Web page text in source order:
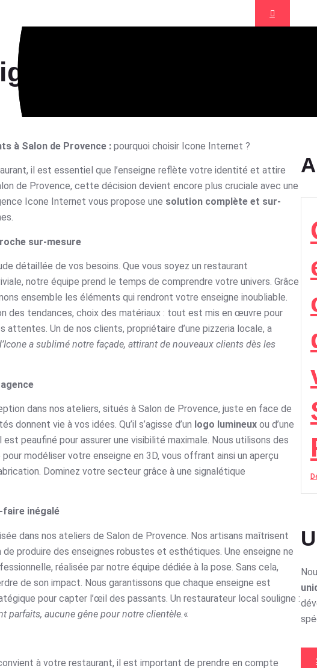
pour restaurants
à Salon de Provence : pourquoi choisir Icone Internet ?
il est essentiel que l’enseigne reflète votre identité et attire
de Provence, cette décision devient encore plus cruciale avec une
Icone Internet vous propose une solution complète et sur-
sur-mesure
détaillée de vos besoins. Que vous soyez un restaurant
notre équipe prend le temps de comprendre votre univers. Grâce
ensemble les éléments qui rendront votre enseigne inoubliable.
des tendances, choix des matériaux : tout est mis en œuvre pour
attentes. Un de nos clients, propriétaire d’une pizzeria locale, a
a sublimé notre façade, attirant de nouveaux clients dès les
dans nos ateliers, situés à Salon de Provence, juste en face de
donnent vie à vos idées. Qu’il s’agisse d’un logo lumineux ou d’une
est peaufiné pour assurer une visibilité maximale. Nous utilisons des
modéliser votre enseigne en 3D, vous offrant ainsi un aperçu
Dominez votre secteur grâce à une signalétique
faire inégalé
dans nos ateliers de Salon de Provence. Nos artisans maîtrisent
de produire des enseignes robustes et esthétiques. Une enseigne ne
réalisée par notre équipe dédiée à la pose. Sans cela,
de son impact. Nous garantissons que chaque enseigne est
pour capter l’œil des passants. Un restaurateur local souligne :
parfaits, aucune gêne pour notre clientèle. «
à votre restaurant, il est important de prendre en compte